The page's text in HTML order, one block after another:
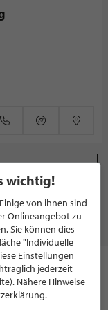
Grund ist es
nicht
tun.
wichtig!
von ihnen sind
Onlineangebot zu
Sie können dies
"Individuelle
Einstellungen
jederzeit
Nähere Hinweise